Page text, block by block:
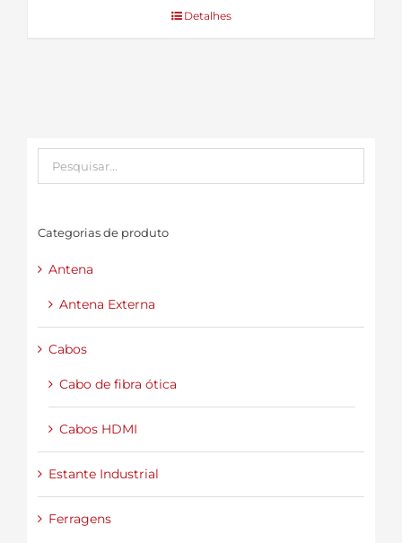
Detalhes
Categorias de produto
Antena
Antena Externa
Cabos
Cabo de fibra ótica
Cabos HDMI
Estante Industrial
Ferragens